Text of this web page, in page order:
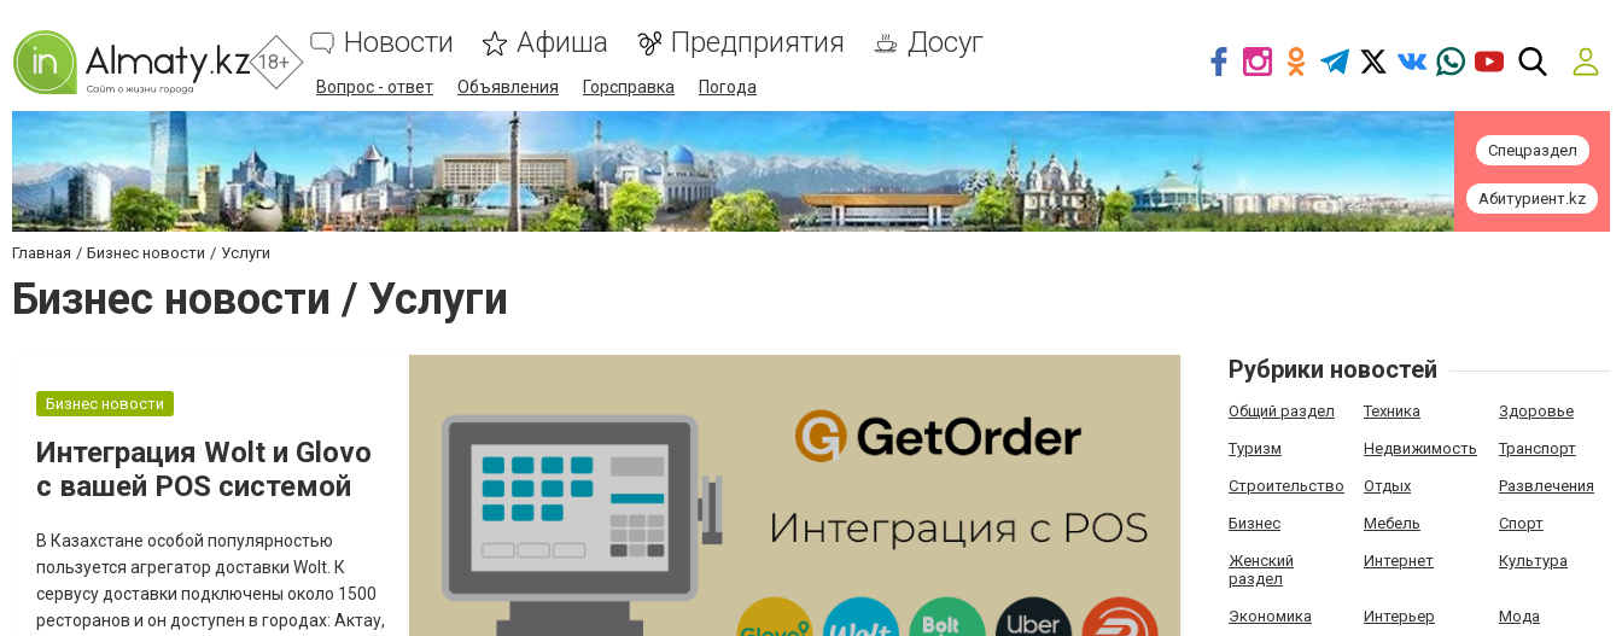
18+
Новости Афиша Предприятия Досуг
Вопрос - ответ Объявления Горсправка Погода
Спецраздел
Абитуриент.kz
Главная Бизнес новости Услуги
Бизнес новости / Услуги
Бизнес новости
Интеграция Wolt и Glovo
c вашей POS системой
В Казахстане особой популярностью
пользуется агрегатор доставки Wolt. К
сервусу доставки подключены около 1500
ресторанов и он доступен в городах: Актау,
Рубрики новостей
Общий раздел Техника Здоровье
Туризм Недвижимость Транспорт
Строительство Отдых Развлечения
Бизнес Мебель Спорт
Женский
раздел
Интернет Культура
Экономика Интерьер Мода